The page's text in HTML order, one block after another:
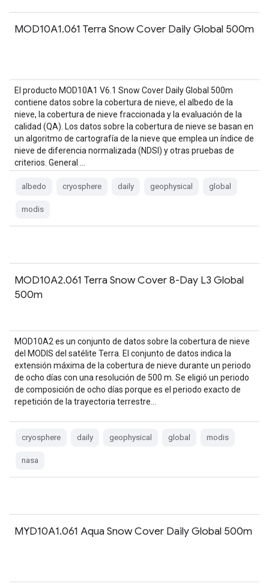
MOD10A1.061 Terra Snow Cover Daily Global 500m
El producto MOD10A1 V6.1 Snow Cover Daily Global 500m
contiene datos sobre la cobertura de nieve, el albedo de la
nieve, la cobertura de nieve fraccionada y la evaluación de la
calidad (QA). Los datos sobre la cobertura de nieve se basan en
un algoritmo de cartografía de la nieve que emplea un índice de
nieve de diferencia normalizada (NDSI) y otras pruebas de
criterios. General …
albedo cryosphere daily geophysical global
modis
MOD10A2.061 Terra Snow Cover 8-Day L3 Global
500m
MOD10A2 es un conjunto de datos sobre la cobertura de nieve
del MODIS del satélite Terra. El conjunto de datos indica la
extensión máxima de la cobertura de nieve durante un periodo
de ocho días con una resolución de 500 m. Se eligió un periodo
de composición de ocho días porque es el periodo exacto de
repetición de la trayectoria terrestre…
cryosphere daily geophysical global modis
nasa
MYD10A1.061 Aqua Snow Cover Daily Global 500m